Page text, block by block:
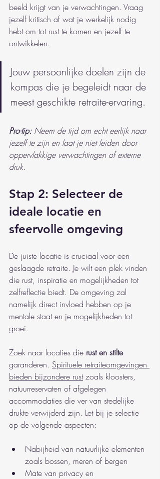
beeld krijgt van je verwachtingen. Vraag
jezelf kritisch af wat je werkelijk nodig
hebt om tot rust te komen en jezelf te
ontwikkelen.
Jouw persoonlijke doelen zijn de
kompas die je begeleidt naar de
meest geschikte retraite-ervaring.
Pro-tip: Neem de tijd om echt eerlijk naar
jezelf te zijn en laat je niet leiden door
oppervlakkige verwachtingen of externe
druk.
Stap 2: Selecteer de
ideale locatie en
sfeervolle omgeving
De juiste locatie is cruciaal voor een
geslaagde retraite. Je wilt een plek vinden
die rust, inspiratie en mogelijkheden tot
zelfreflectie biedt. De omgeving zal
namelijk direct invloed hebben op je
mentale staat en je mogelijkheden tot
groei.
Zoek naar locaties die rust en stilte
garanderen. Spirituele retraiteomgevingen
bieden bijzondere rust zoals kloosters,
natuurreservaten of afgelegen
accommodaties die ver van stedelijke
drukte verwijderd zijn. Let bij je selectie
op de volgende aspecten:
Nabijheid van natuurlijke elementen
zoals bossen, meren of bergen
Mate van privacy en